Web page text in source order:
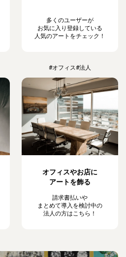
多くのユーザーが
お気に入り登録している
人気のアートをチェック！
#オフィス#法人
オフィスやお店に
アートを飾る
請求書払いや
まとめて導入を検討中の
法人の方はこちら！